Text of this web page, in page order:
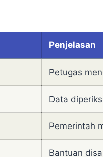
Penjelasan
Petugas
Data
Pemerintah
Bantuan